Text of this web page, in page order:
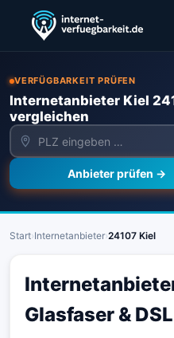
VERFÜGBARKEIT PRÜFEN
Internetanbieter Kiel
vergleichen
Anbieter prüfen →
Start›Internetanbieter›24107 Kiel
Glasfaser &